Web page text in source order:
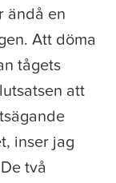
ändå en
Att döma
tågets
att
inser jag
två